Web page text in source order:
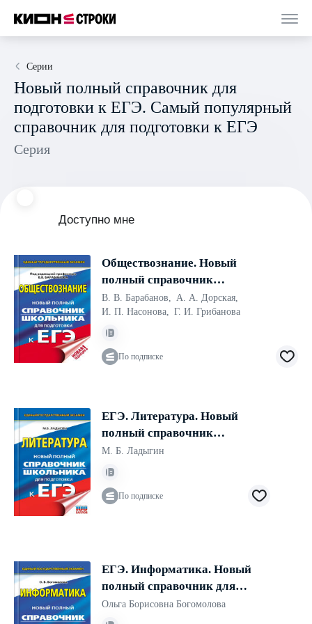
Серии
Новый полный справочник для
подготовки к ЕГЭ. Самый популярный
справочник для подготовки к ЕГЭ
Серия
Доступно мне
Обществознание. Новый
полный справочник
школьника для подготовки к
ЕГЭ
В. В. Барабанов, А. А. Дорская,
И. П. Насонова, Г. И. Грибанова
По подписке
ЕГЭ. Литература. Новый
полный справочник
школьника для подготовки к
ЕГЭ
М. Б. Ладыгин
По подписке
ЕГЭ. Информатика. Новый
полный справочник для
подготовки к ЕГЭ
Ольга Борисовна Богомолова